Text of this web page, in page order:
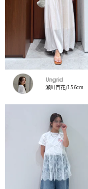
Ungrid
瀬川百花/156cm